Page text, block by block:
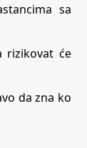
sa
rizikovat će
da zna ko